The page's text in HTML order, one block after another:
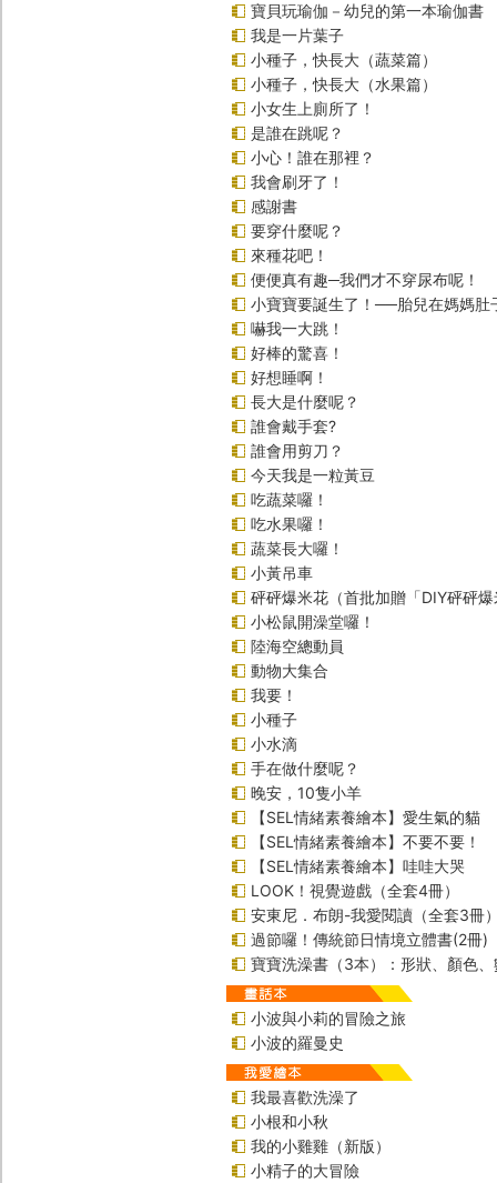
寶貝玩瑜伽－幼兒的第一本瑜伽書
我是一片葉子
小種子，快長大（蔬菜篇）
小種子，快長大（水果篇）
小女生上廁所了！
是誰在跳呢？
小心！誰在那裡？
我會刷牙了！
感謝書
要穿什麼呢？
來種花吧！
便便真有趣─我們才不穿尿布呢！
小寶寶要誕生了！──胎兒在媽媽肚
嚇我一大跳！
好棒的驚喜！
好想睡啊！
長大是什麼呢？
誰會戴手套?
誰會用剪刀？
今天我是一粒黃豆
吃蔬菜囉！
吃水果囉！
蔬菜長大囉！
小黃吊車
砰砰爆米花（首批加贈「DIY砰砰
小松鼠開澡堂囉！
陸海空總動員
動物大集合
我要！
小種子
小水滴
手在做什麼呢？
晚安，10隻小羊
【SEL情緒素養繪本】愛生氣的貓
【SEL情緒素養繪本】不要不要！
【SEL情緒素養繪本】哇哇大哭
LOOK！視覺遊戲（全套4冊）
安東尼．布朗-我愛閱讀（全套3冊
過節囉！傳統節日情境立體書(2冊)
寶寶洗澡書（3本）：形狀、顏色、
小波與小莉的冒險之旅
小波的羅曼史
我最喜歡洗澡了
小根和小秋
我的小雞雞（新版）
小精子的大冒險